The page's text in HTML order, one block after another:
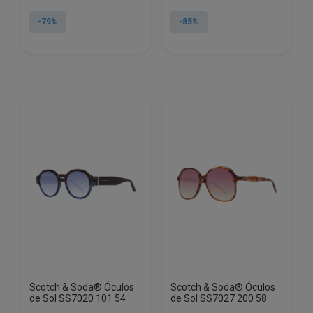
original
atual
-79%
original
atual
-85%
Scotch & Soda® Óculos
de Sol SS7020 101 54
Scotch & Soda® Óculos
de Sol SS7027 200 58